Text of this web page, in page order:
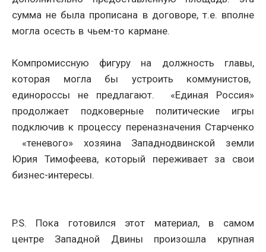
сумма не была прописана в договоре, т.е. вполне
могла осесть в чьем-то кармане.
Компромиссную фигуру на должность главы,
которая могла бы устроить коммунистов,
единороссы не предлагают. «Единая Россия»
продолжает подковерные политические игры
подключив к процессу переназначения Старченко
«теневого» хозяина Западнодвинской земли
Юрия Тимофеева, который переживает за свои
бизнес-интересы.
P.S. Пока готовился этот материал, в самом
центре Западной Двины произошла крупная